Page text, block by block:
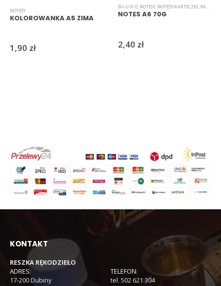
NOTESY
KOLOROWANKA A5 ZIMA
1,90 zł
B-I-U-R-O, NOTESY, NOTESY/KARTECZKI, PAPIER
NOTES A6 70G
2,40 zł
KONTAKT
RESZKA RĘKODZIEŁO
ADRES:
17-200 Dubiny
TELEFON:
tel. 502 621 304